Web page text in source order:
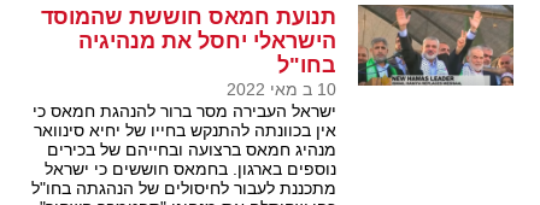
תנועת חמאס חוששת שהמוסד
הישראלי יחסל את מנהיגיה
בחו"ל
10 ב מאי 2022
ישראל העבירה מסר ברור להנהגת חמאס כי
אין בכוונתה להתנקש בחייו של יחיא סינוואר
מנהיג חמאס ברצועה ובחייהם של בכירים
נוספים בארגון. בחמאס חוששים כי ישראל
מתכננת לעבור לחיסולים של הנהגתה בחו"ל